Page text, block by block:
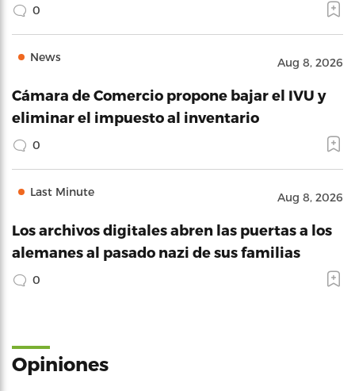
0
News Aug 8, 2026
Cámara de Comercio propone bajar el IVU y
eliminar el impuesto al inventario
0
Last Minute Aug 8, 2026
Los archivos digitales abren las puertas a los
alemanes al pasado nazi de sus familias
0
Opiniones